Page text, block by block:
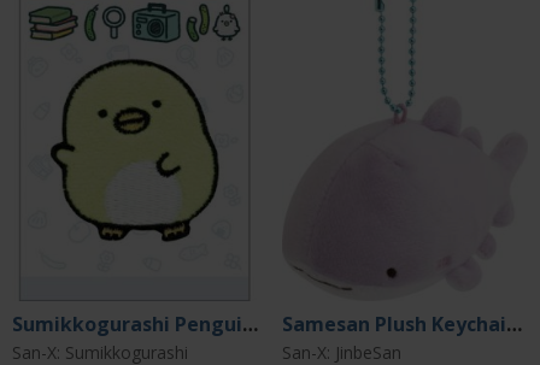
Sumikkogurashi Penguin? Patch
San-X: Sumikkogurashi
Samesan Plush Keychain: Donut Island
San-X: JinbeSan